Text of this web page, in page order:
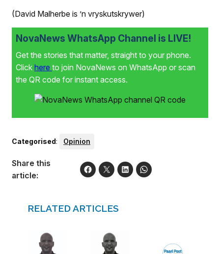
(David Malherbe is ’n vryskutskrywer)
NovaNews WhatsApp Channel is LIVE!
Get the stories that matter, straight to your phone.
Click here to join NovaNews on WhatsApp or scan
the QR code for instant access.
Categorised: Opinion
Share this
article:
RELATED ARTICLES